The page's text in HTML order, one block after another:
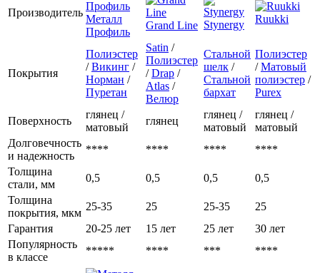
Производитель
Металл
Профиль
Grand Line Stynergy Ruukki
Покрытия
Полиэстер
/Викинг /
Норман /
Пуретан
Satin /
Полиэстер
/Drap /
Atlas /
Велюр
Стальной
шелк /
Стальной
бархат
Полиэстер
/Матовый
полиэстер /
Purex
Поверхность
глянец /
матовый
глянец
глянец /
матовый
глянец /
матовый
Долговечность
и надежность
**** **** ****
****
Толщина
стали, мм
0,5 0,5 0,5
0,5
Толщина
покрытия, мкм
25-35 25 25-35
25
Гарантия
20-25 лет 15 лет 25 лет
30 лет
Популярность
в классе
***** **** *** ****